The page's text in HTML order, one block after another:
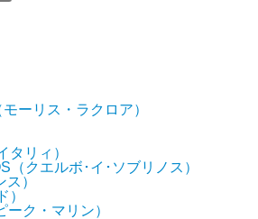
ーリス・ラクロア）
タリィ）
クエルボ･イ･ソブリノス）
）
）
ク・マリン）